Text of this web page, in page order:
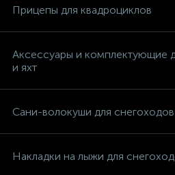
Прицепы для квадроциклов
Аксессуары и комплектующие
и яхт
Сани-волокуши для снегоходов
Накладки на лыжи для